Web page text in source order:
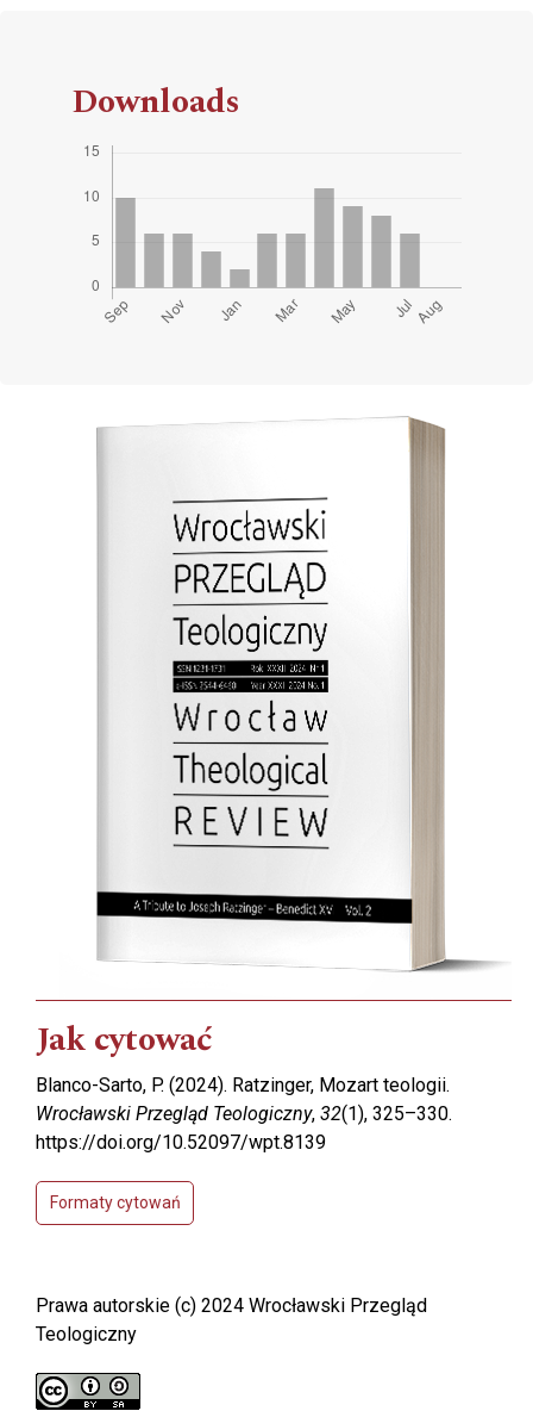
Downloads
Jak cytować
Blanco-Sarto, P. (2024). Ratzinger, Mozart teologii.
Wrocławski Przegląd Teologiczny, 32(1), 325–330.
https://doi.org/10.52097/wpt.8139
Formaty cytowań
Prawa autorskie (c) 2024 Wrocławski Przegląd
Teologiczny